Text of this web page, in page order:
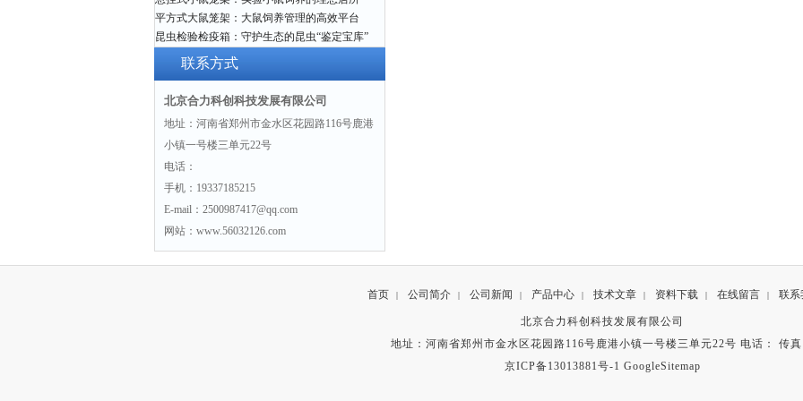
平方式大鼠笼架：大鼠饲养管理的高效平台
昆虫检验检疫箱：守护生态的昆虫“鉴定宝库”
联系方式
北京合力科创科技发展有限公司
地址：河南省郑州市金水区花园路116号鹿港
小镇一号楼三单元22号
电话：
手机：19337185215
E-mail：2500987417@qq.com
网站：www.56032126.com
首页 | 公司简介 | 公司新闻 | 产品中心 | 技术文章 | 资料下载 | 在线留言 | 联系
北京合力科创科技发展有限公司
地址：河南省郑州市金水区花园路116号鹿港小镇一号楼三单元22号 电话： 传真
京ICP备13013881号-1 GoogleSitemap